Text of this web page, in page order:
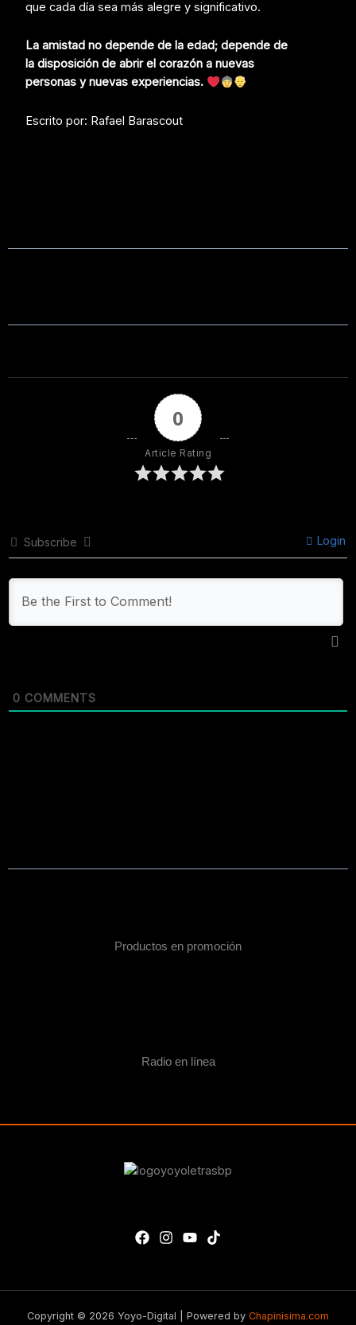
que cada día sea más alegre y significativo.
La amistad no depende de la edad; depende de
la disposición de abrir el corazón a nuevas
personas y nuevas experiencias.
Escrito por: Rafael Barascout
0
Article Rating
Subscribe Login
0 COMMENTS
Productos en promoción
Radio en línea
Copyright © 2026 Yoyo-Digital | Powered by Chapinisima.com